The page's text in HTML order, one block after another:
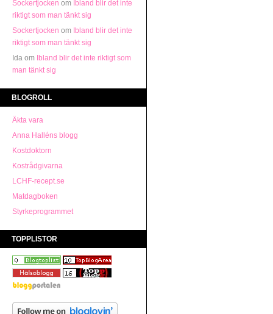
Sockertjocken om Ibland blir det inte
riktigt som man tänkt sig
Sockertjocken om Ibland blir det inte
riktigt som man tänkt sig
Ida om Ibland blir det inte riktigt som
man tänkt sig
BLOGROLL
Äkta vara
Anna Halléns blogg
Kostdoktorn
Kostrådgivarna
LCHF-recept.se
Matdagboken
Styrkeprogrammet
TOPPLISTOR